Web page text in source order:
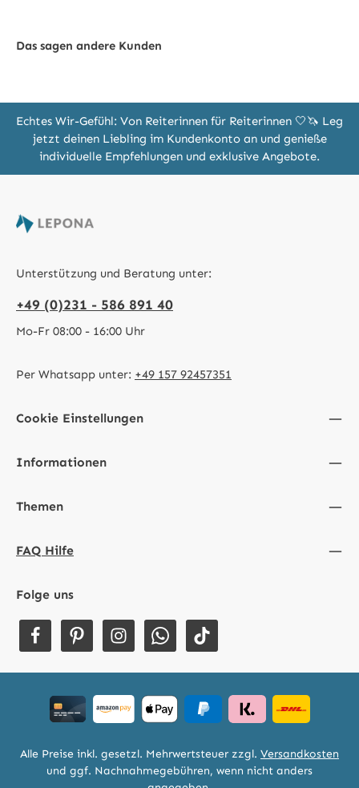
Das sagen andere Kunden
Echtes Wir-Gefühl: Von Reiterinnen für Reiterinnen 🤍🦄 Leg
jetzt deinen Liebling im Kundenkonto an und genieße
individuelle Empfehlungen und exklusive Angebote.
Unterstützung und Beratung unter:
+49 (0)231 - 586 891 40
Mo-Fr 08:00 - 16:00 Uhr
Per Whatsapp unter: +49 157 92457351
Cookie Einstellungen
Informationen
Themen
FAQ Hilfe
Folge uns
Alle Preise inkl. gesetzl. Mehrwertsteuer zzgl. Versandkosten
und ggf. Nachnahmegebühren, wenn nicht anders